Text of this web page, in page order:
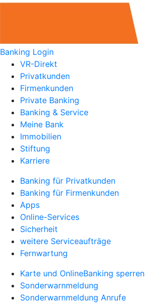
Banking Login
VR-Direkt
Privatkunden
Firmenkunden
Private Banking
Banking & Service
Meine Bank
Immobilien
Stiftung
Karriere
Banking für Privatkunden
Banking für Firmenkunden
Apps
Online-Services
Sicherheit
weitere Serviceaufträge
Fernwartung
Karte und OnlineBanking sperren
Sonderwarnmeldung
Sonderwarnmeldung Anrufe